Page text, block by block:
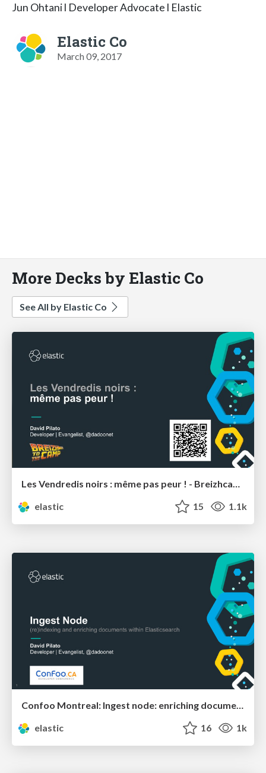
Jun Ohtani l Developer Advocate l Elastic
Elastic Co
March 09, 2017
More Decks by Elastic Co
See All by Elastic Co
Les Vendredis noirs : même pas peur ! - Breizhcamp
elastic
15 1.1k
elastic
16 1k